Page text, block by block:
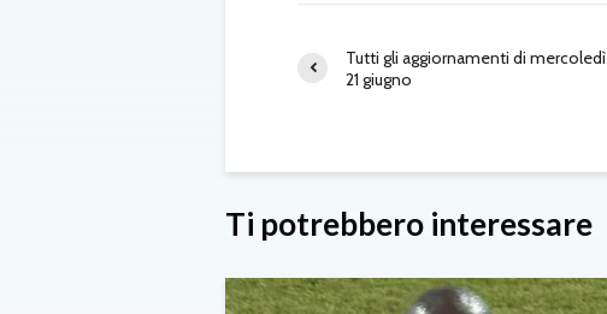
Tutti gli aggiornamenti di mercoledì
21 giugno
Ti potrebbero interessare